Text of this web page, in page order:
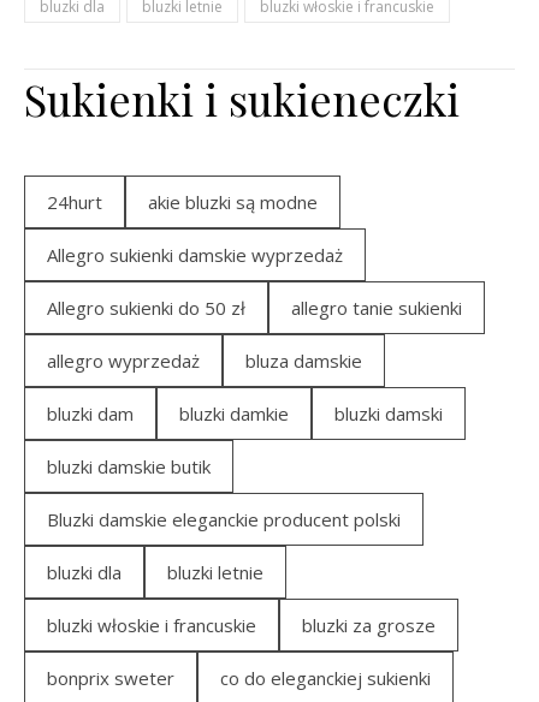
bluzki dla bluzki letnie bluzki włoskie i francuskie
Sukienki i sukieneczki
24hurt akie bluzki są modne
Allegro sukienki damskie wyprzedaż
Allegro sukienki do 50 zł allegro tanie sukienki
allegro wyprzedaż bluza damskie
bluzki dam bluzki damkie bluzki damski
bluzki damskie butik
Bluzki damskie eleganckie producent polski
bluzki dla bluzki letnie
bluzki włoskie i francuskie bluzki za grosze
bonprix sweter co do eleganckiej sukienki